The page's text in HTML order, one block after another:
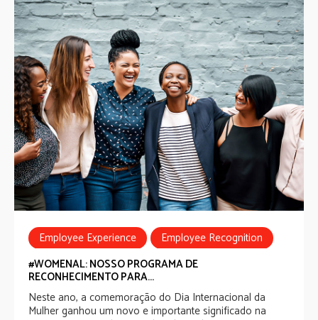
Employee Experience
Employee Recognition
Equidade de Gênero
#WOMENAL: NOSSO PROGRAMA DE
RECONHECIMENTO PARA...
Neste ano, a comemoração do Dia Internacional da
Mulher ganhou um novo e importante significado na